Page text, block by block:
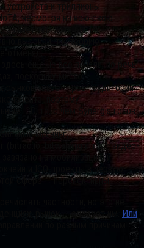
устройств и триллионы
несмотря на всю свою
займёт там хотя бы 1% —
высокой, т.к. теорию
отменял;
ещё не все поняли, но речь
поскольку много
рынков, плюс — рост аудитории
поэтому
ICO, то, с чем Synergis готов
майнинг,
(bitrad.io, bitwalking и т.д.), видео-
на мобилизацию и
и ICO-проекты в первую
сфере — перспективны.
рынок — следует им.
Или